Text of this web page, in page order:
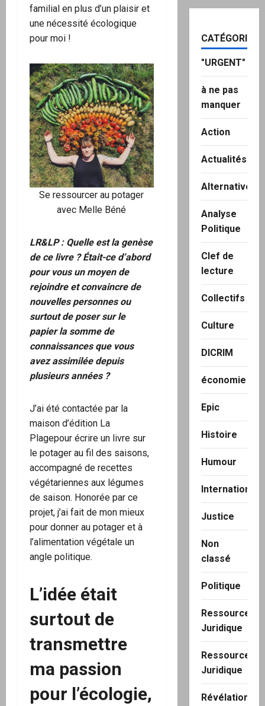
familial en plus d’un plaisir et
une nécessité écologique
pour moi !
Se ressourcer au potager
avec Melle Béné
LR&LP : Quelle est la genèse
de ce livre ? Était-ce d’abord
pour vous un moyen de
rejoindre et convaincre de
nouvelles personnes ou
surtout de poser sur le
papier la somme de
connaissances que vous
avez assimilée depuis
plusieurs années ?
J’ai été contactée par la
maison d’édition La
Plagepour écrire un livre sur
le potager au fil des saisons,
accompagné de recettes
végétariennes aux légumes
de saison. Honorée par ce
projet, j’ai fait de mon mieux
pour donner au potager et à
l’alimentation végétale un
angle politique.
L’idée était
surtout de
transmettre
ma passion
pour l’écologie,
CATÉGORIES
"URGENT"
à ne pas
manquer
Action
Actualités
Alternatives
Analyse
Politique
Clef de
lecture
Collectifs
Culture
DICRIM
économie
Epic
Histoire
Humour
International
Justice
Non
classé
Politique
Ressource
Juridique
Ressource
Juridique
Révélation